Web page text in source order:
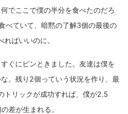
でここで僕の半分を食べたのだろ
べていて、暗黙の了解3個の最後の
ばいいのに。
ぐにピンときました。友達は僕を
。残り2個っていう状況を作り、最
トリックが成功すれば、僕が2.5
差が生まれる。